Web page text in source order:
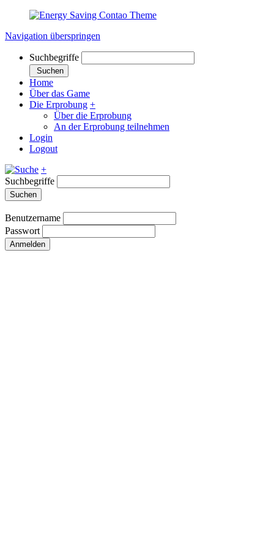
Navigation überspringen
Suchbegriffe
Suchen
Home
Über das Game
Die Erprobung +
Über die Erprobung
An der Erprobung teilnehmen
Login
Logout
+
Suchbegriffe
Suchen
Benutzername
Passwort
Anmelden